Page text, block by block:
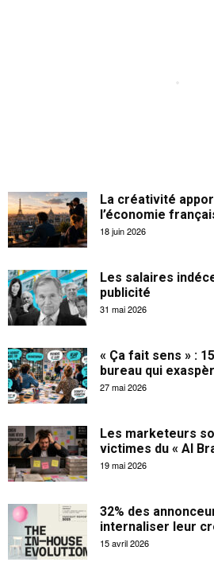
La créativité
l’économie
18 juin 2026
Les salaires
publicité
31 mai 2026
« Ça fait sens » :
bureau qui
27 mai 2026
Les marketeurs
victimes du « AI
19 mai 2026
32% des
internaliser leur
15 avril 2026